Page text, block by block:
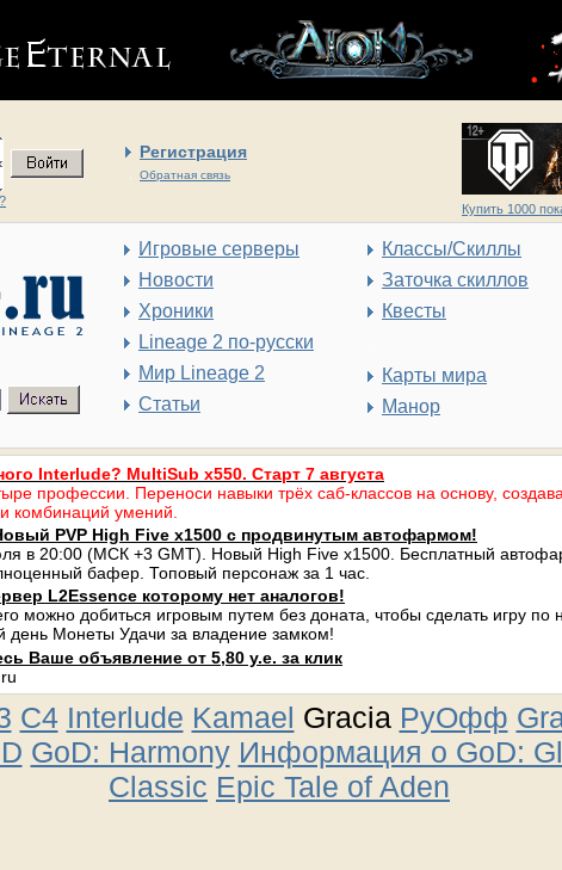
Регистрация
Обратная связь
Купить 1000
Игровые серверы
Новости
Хроники
Lineage 2 по-русски
Мир Lineage 2
Статьи
Классы/Скиллы
Заточка скиллов
Квесты
Карты мира
Манор
Interlude? MultiSub x550. Старт 7 августа
профессии. Переноси навыки трёх саб-классов на основу,
комбинаций умений.
PVP High Five x1500 с продвинутым автофармом!
в 20:00 (МСК +3 GMT). Новый High Five x1500. Бесплатный
бафер. Топовый персонаж за 1 час.
L2Essence которому нет аналогов!
можно добиться игровым путем без доната, чтобы сделать игру по
день Монеты Удачи за владение замком!
Ваше объявление от 5,80 у.е. за клик
C4 Interlude Kamael Gracia РуОфф
GoD: Harmony Информация о GoD:
Classic Epic Tale of Aden